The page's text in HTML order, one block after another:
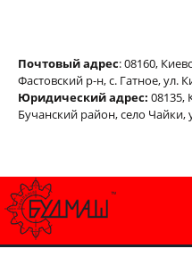
Почтовый адрес: 08160,
Фастовский р-н, с. Гатное, ул.
Юридический адрес: 08135,
Бучанский район, село Чайки,